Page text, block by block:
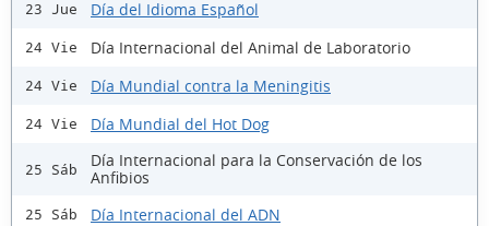
23 Jue Día del Idioma Español
24 Vie Día Internacional del Animal de Laboratorio
24 Vie Día Mundial contra la Meningitis
24 Vie Día Mundial del Hot Dog
25 Sáb
Día Internacional para la Conservación de los
Anfibios
25 Sáb Día Internacional del ADN